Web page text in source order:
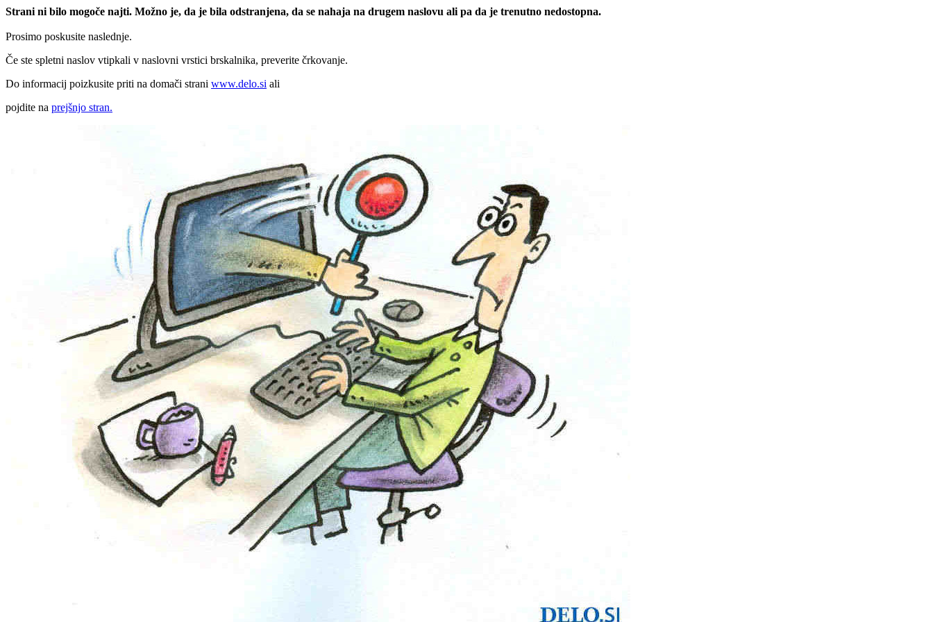
Strani ni bilo mogoče najti. Možno je, da je bila odstranjena, da se nahaja na drugem naslovu ali pa da je trenutno nedostopna.
Prosimo poskusite naslednje.
Če ste spletni naslov vtipkali v naslovni vrstici brskalnika, preverite črkovanje.
Do informacij poizkusite priti na domači strani www.delo.si ali
pojdite na prejšnjo stran.